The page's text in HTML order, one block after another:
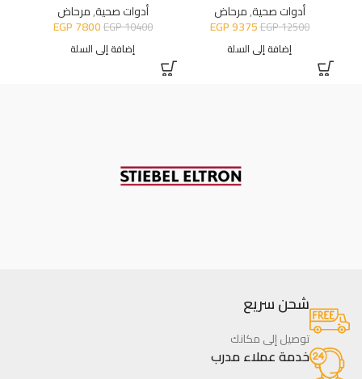
أدوات صحية,مرحاض
EGP12500
EGP9375
إضافة إلى السلة
أدوات صحية,مرحاض
EGP10400
EGP7800
إضافة إلى السلة
شحن سريع
توصيل إلى مكانك
خدمة عملاء مدرب